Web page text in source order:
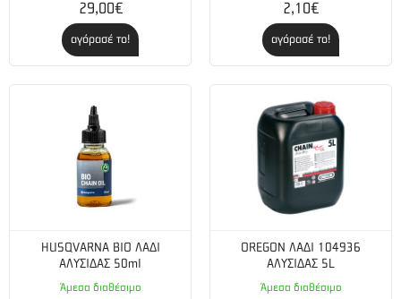
29,00€
αγόρασέ το!
2,10€
αγόρασέ το!
HUSQVARNA BIO ΛΑΔΙ
ΑΛΥΣΙΔΑΣ 50ml
Άμεσα διαθέσιμο
OREGON ΛΑΔΙ 104936
ΑΛΥΣΙΔΑΣ 5L
Άμεσα διαθέσιμο